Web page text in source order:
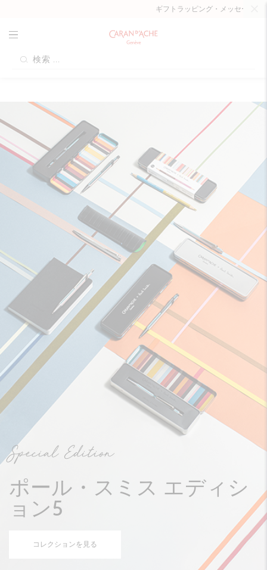
ギフトラッピング・メッセージカード無料：
Special Edition
ポール・スミス エディシ
ョン5
コレクションを見る